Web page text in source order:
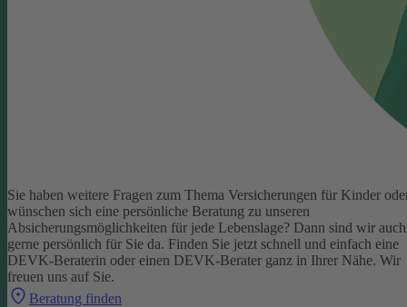
Sie haben weitere Fragen zum Thema Versicherungen für Kinder
wünschen sich eine persönliche Beratung zu unseren
Absicherungsmöglichkeiten für jede Lebenslage? Dann sind wir auch
gerne persönlich für Sie da. Finden Sie jetzt schnell und einfach eine
DEVK-Beraterin oder einen DEVK-Berater ganz in Ihrer Nähe. Wir
freuen uns auf Sie.
Beratung finden